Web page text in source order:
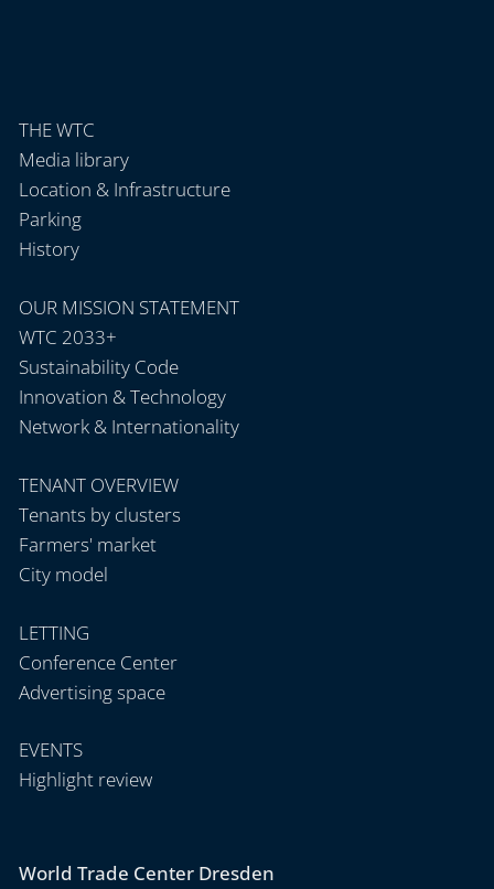
THE WTC
Media library
Location & Infrastructure
Parking
History
OUR MISSION STATEMENT
WTC 2033+
Sustainability Code
Innovation & Technology
Network & Internationality
TENANT OVERVIEW
Tenants by clusters
Farmers' market
City model
LETTING
Conference Center
Advertising space
EVENTS
Highlight review
World Trade Center Dresden